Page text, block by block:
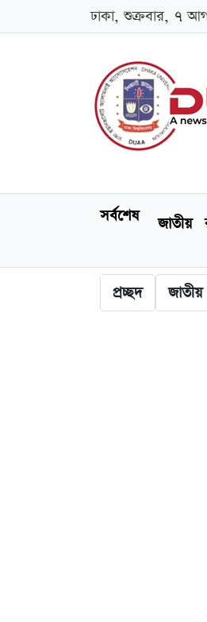
ঢাকা, শুক্রবার, ৭
সর্বশেষ জাতীয়
প্রচ্ছদ জাতীয়